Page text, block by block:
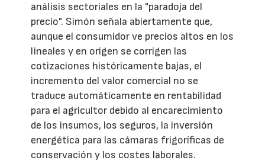
análisis sectoriales en la "paradoja del
precio". Simón señala abiertamente que,
aunque el consumidor ve precios altos en los
lineales y en origen se corrigen las
cotizaciones históricamente bajas, el
incremento del valor comercial no se
traduce automáticamente en rentabilidad
para el agricultor debido al encarecimiento
de los insumos, los seguros, la inversión
energética para las cámaras frigoríficas de
conservación y los costes laborales.